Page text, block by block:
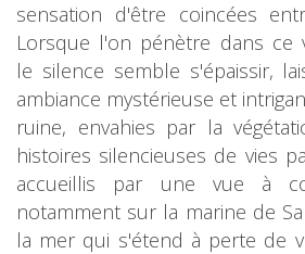
sensation d'être coincées
Lorsque l'on pénètre dans ce
le silence semble s'épaissir,
ambiance mystérieuse et
ruine, envahies par la
histoires silencieuses de vies
accueillis par une vue à
notamment sur la marine de
la mer qui s'étend à perte de